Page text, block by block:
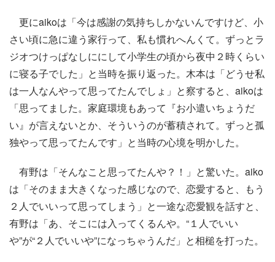
更にaikoは「今は感謝の気持ちしかないんですけど、小
さい頃に急に違う家行って、私も慣れへんくて。ずっとラ
ジオつけっぱなしににして小学生の頃から夜中２時くらい
に寝る子でした」と当時を振り返った。木本は「どうせ私
は一人なんやって思ってたんでしょ」と察すると、aikoは
「思ってました。家庭環境もあって『お小遣いちょうだ
い』が言えないとか、そういうのが蓄積されて。ずっと孤
独やって思ってたんです」と当時の心境を明かした。
有野は「そんなこと思ってたんや？！」と驚いた。aiko
は「そのまま大きくなった感じなので、恋愛すると、もう
２人でいいって思ってしまう」と一途な恋愛観を話すと、
有野は「あ、そこには入ってくるんや。“１人でいい
や”が“２人でいいや”になっちゃうんだ」と相槌を打った。